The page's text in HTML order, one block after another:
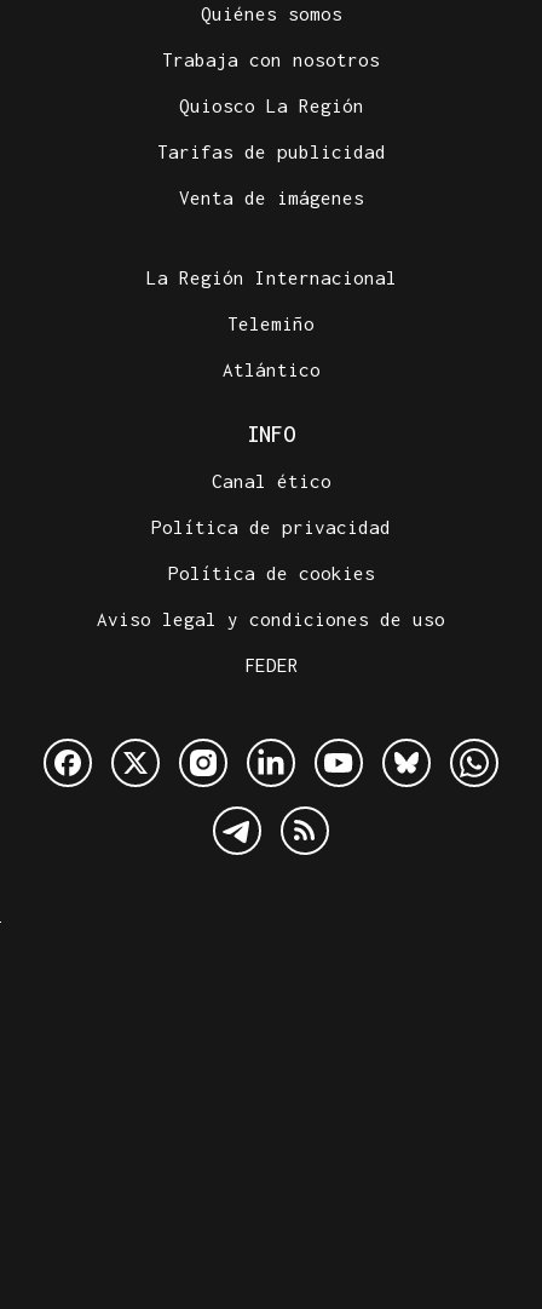
Quiénes somos
Trabaja con nosotros
Quiosco La Región
Tarifas de publicidad
Venta de imágenes
La Región Internacional
Telemiño
Atlántico
INFO
Canal ético
Política de privacidad
Política de cookies
Aviso legal y condiciones de uso
FEDER